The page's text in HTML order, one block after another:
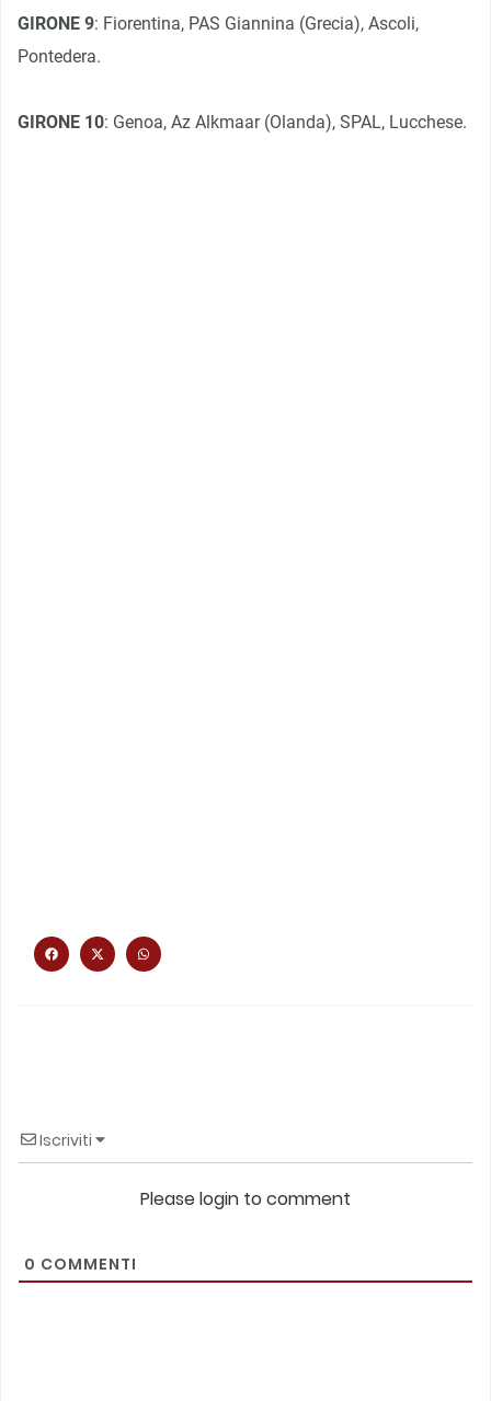
GIRONE 9: Fiorentina, PAS Giannina (Grecia), Ascoli,
Pontedera.
GIRONE 10: Genoa, Az Alkmaar (Olanda), SPAL, Lucchese.
Iscriviti
Please login to comment
0 COMMENTI